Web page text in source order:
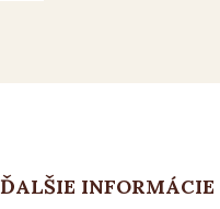
ĎALŠIE INFORMÁCIE